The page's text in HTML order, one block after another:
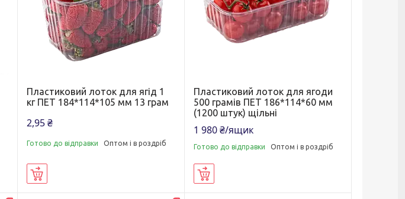
Пластиковий лоток для ягід 1
кг ПЕТ 184*114*105 мм 13 грам
2,95 ₴
Готово до відправки Оптом і в роздріб
Пластиковий лоток для ягоди
500 грамів ПЕТ 186*114*60 мм
(1200 штук) щільні
1 980 ₴/ящик
Готово до відправки Оптом і в роздріб